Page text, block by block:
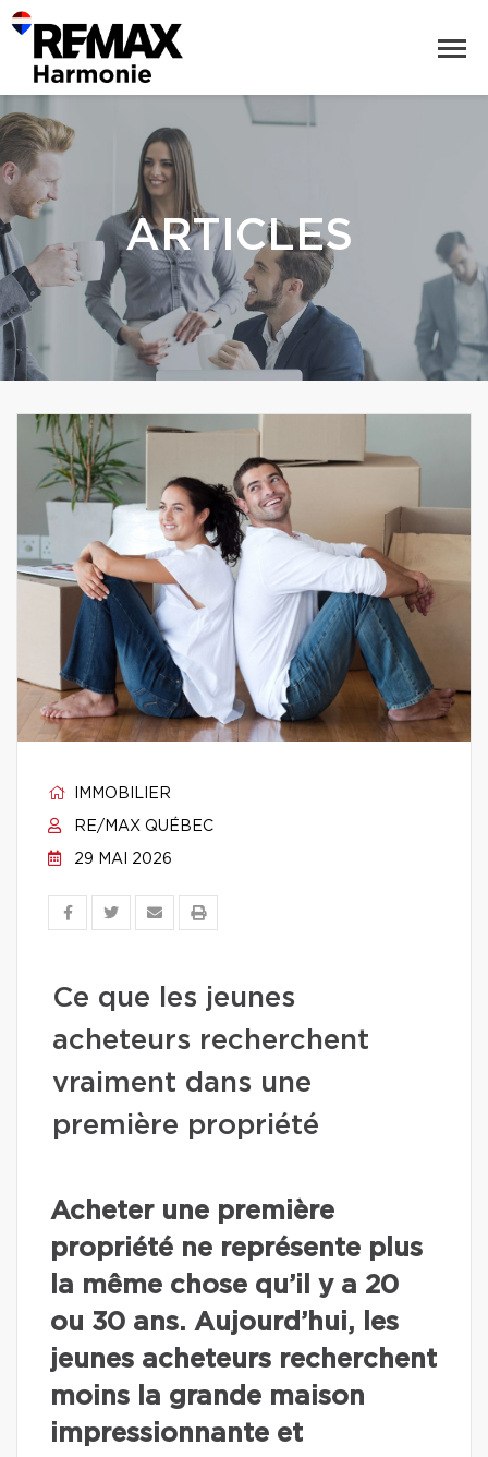
ARTICLES
IMMOBILIER
RE/MAX QUÉBEC
29 MAI 2026
Ce que les jeunes
acheteurs recherchent
vraiment dans une
première propriété
Acheter une première
propriété ne représente plus
la même chose qu’il y a 20
ou 30 ans. Aujourd’hui, les
jeunes acheteurs recherchent
moins la grande maison
impressionnante et